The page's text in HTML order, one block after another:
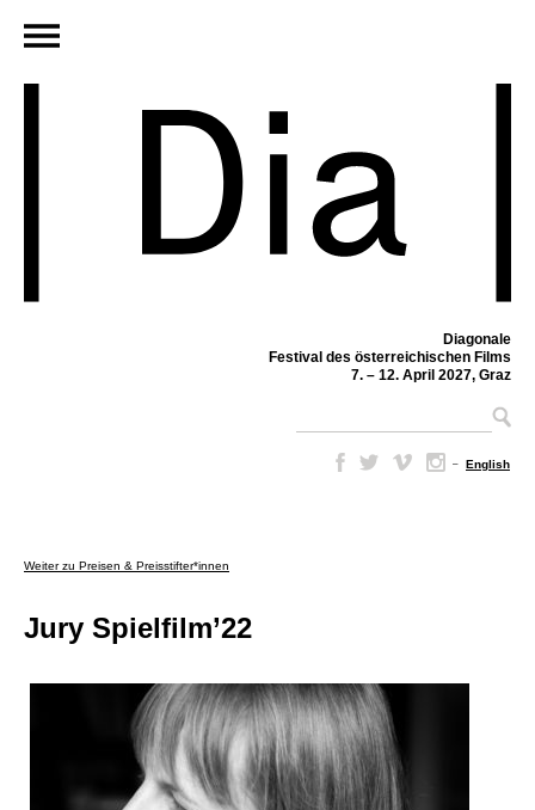
Diagonale
Festival des österreichischen Films
7. – 12. April 2027, Graz
– English
Weiter zu Preisen & Preisstifter*innen
Jury Spielfilm’22